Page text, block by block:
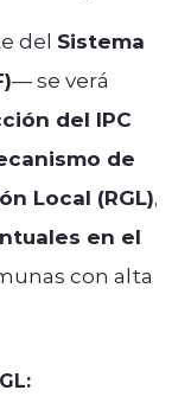
del Sistema
— se verá
del IPC
de
Local (RGL),
en el
con alta